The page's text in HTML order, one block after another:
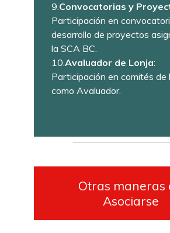
9.Convocatorias y
Participación en
desarrollo de proyectos
la SCA BC.
10.Avaluador de Lonja:
Participación en comités de
como Avaluador.
Otras maneras
Asociarse